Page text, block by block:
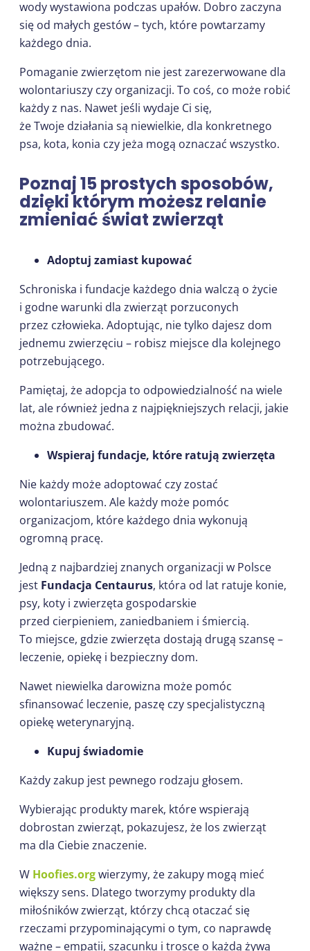
wody wystawiona podczas upałów. Dobro zaczyna
się od małych gestów – tych, które powtarzamy
każdego dnia.
Pomaganie zwierzętom nie jest zarezerwowane dla
wolontariuszy czy organizacji. To coś, co może robić
każdy z nas. Nawet jeśli wydaje Ci się,
że Twoje działania są niewielkie, dla konkretnego
psa, kota, konia czy jeża mogą oznaczać wszystko.
Poznaj 15 prostych sposobów,
dzięki którym możesz relanie
zmieniać świat zwierząt
Adoptuj zamiast kupować
Schroniska i fundacje każdego dnia walczą o życie
i godne warunki dla zwierząt porzuconych
przez człowieka. Adoptując, nie tylko dajesz dom
jednemu zwierzęciu – robisz miejsce dla kolejnego
potrzebującego.
Pamiętaj, że adopcja to odpowiedzialność na wiele
lat, ale również jedna z najpiękniejszych relacji, jakie
można zbudować.
Wspieraj fundacje, które ratują zwierzęta
Nie każdy może adoptować czy zostać
wolontariuszem. Ale każdy może pomóc
organizacjom, które każdego dnia wykonują
ogromną pracę.
Jedną z najbardziej znanych organizacji w Polsce
jest Fundacja Centaurus, która od lat ratuje konie,
psy, koty i zwierzęta gospodarskie
przed cierpieniem, zaniedbaniem i śmiercią.
To miejsce, gdzie zwierzęta dostają drugą szansę –
leczenie, opiekę i bezpieczny dom.
Nawet niewielka darowizna może pomóc
sfinansować leczenie, paszę czy specjalistyczną
opiekę weterynaryjną.
Kupuj świadomie
Każdy zakup jest pewnego rodzaju głosem.
Wybierając produkty marek, które wspierają
dobrostan zwierząt, pokazujesz, że los zwierząt
ma dla Ciebie znaczenie.
W Hoofies.orgwierzymy, że zakupy mogą mieć
większy sens. Dlatego tworzymy produkty dla
miłośników zwierząt, którzy chcą otaczać się
rzeczami przypominającymi o tym, co naprawdę
ważne – empatii, szacunku i trosce o każdą żywą